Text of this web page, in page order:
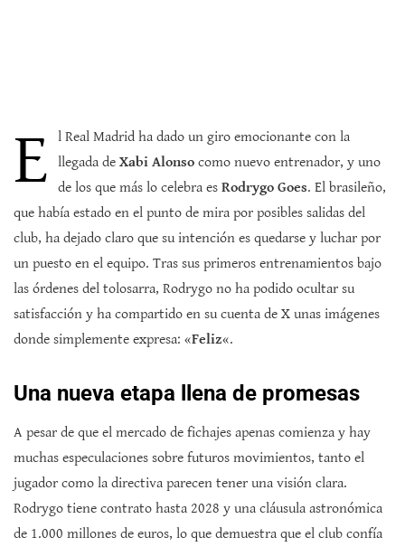
E
l Real Madrid ha dado un giro emocionante con la
llegada de Xabi Alonso como nuevo entrenador, y uno
de los que más lo celebra es Rodrygo Goes. El brasileño,
que había estado en el punto de mira por posibles salidas del
club, ha dejado claro que su intención es quedarse y luchar por
un puesto en el equipo. Tras sus primeros entrenamientos bajo
las órdenes del tolosarra, Rodrygo no ha podido ocultar su
satisfacción y ha compartido en su cuenta de X unas imágenes
donde simplemente expresa: «Feliz«.
Una nueva etapa llena de promesas
A pesar de que el mercado de fichajes apenas comienza y hay
muchas especulaciones sobre futuros movimientos, tanto el
jugador como la directiva parecen tener una visión clara.
Rodrygo tiene contrato hasta 2028 y una cláusula astronómica
de 1.000 millones de euros, lo que demuestra que el club confía